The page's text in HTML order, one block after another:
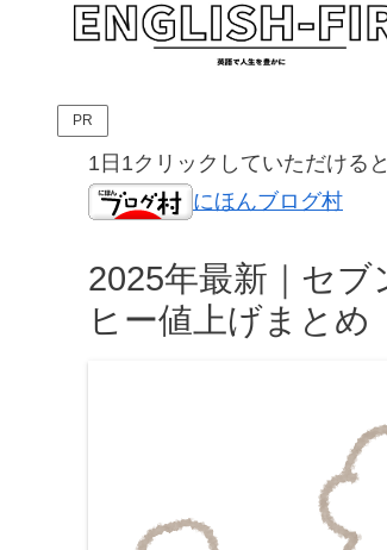
PR
1日1クリックしていただける
にほんブログ村
2025年最新｜セ
ヒー値上げまとめ